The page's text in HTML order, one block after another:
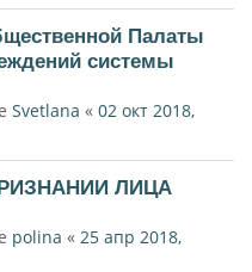
Палаты
системы
Svetlana « 02 окт 2018,
ЛИЦА
polina « 25 апр 2018,